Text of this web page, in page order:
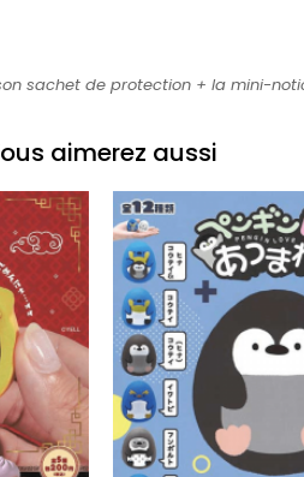
sachet de protection + la mini-
aimerez aussi